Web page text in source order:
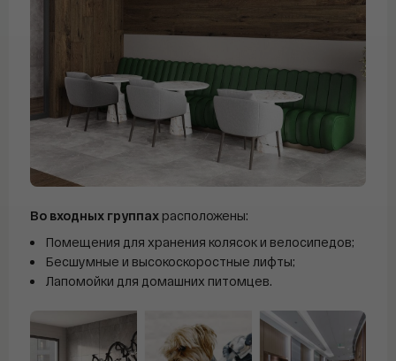
Во входных группах расположены:
Помещения для хранения колясок и велосипедов;
Бесшумные и высокоскоростные лифты;
Лапомойки для домашних питомцев.